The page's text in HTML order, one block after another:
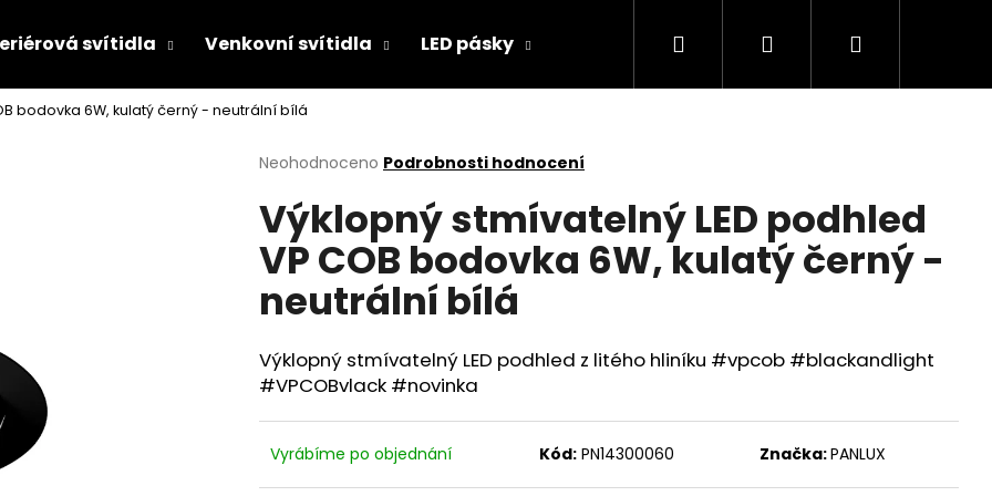
svítidla Venkovní svítidla LED pásky Hledat PřihlášeníNákupní
bodovka 6W, kulatý černý - neutrální bílá
Průměrné
produktu
je
0,0
z
5
hvězdiček.
Neohodnoceno Podrobnosti hodnocení
Výklopný stmívatelný LED podhled
VP COB bodovka 6W, kulatý černý -
neutrální bílá
Výklopný stmívatelný LED podhled z litého hliníku #vpcob #blackandlight
#VPCOBvlack #novinka
Vyrábíme po objednání Kód: PN14300060 Značka:PANLUX
Co potřebujete najít?
HLEDAT
PRO SVÍTIDLA LINETA LED